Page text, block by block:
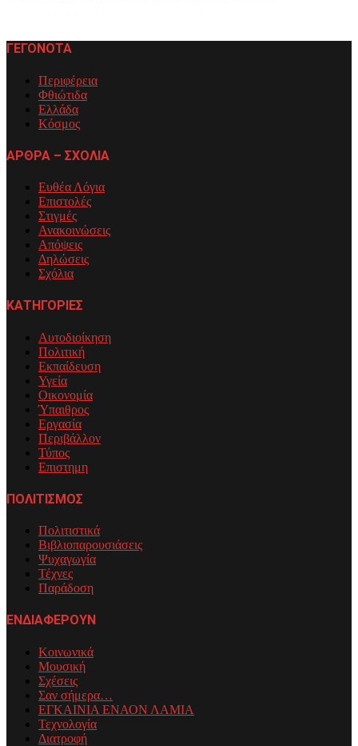
ΓΕΓΟΝΟΤΑ
Περιφέρεια
Φθιώτιδα
Ελλάδα
Κόσμος
ΑΡΘΡΑ – ΣΧΟΛΙΑ
Ευθέα Λόγια
Επιστολές
Στιγμές
Ανακοινώσεις
Απόψεις
Δηλώσεις
Σχόλια
ΚΑΤΗΓΟΡΙΕΣ
Αυτοδιοίκηση
Πολιτική
Εκπαίδευση
Υγεία
Οικονομία
Ύπαιθρος
Εργασία
Περιβάλλον
Τύπος
Επιστημη
ΠΟΛΙΤΙΣΜΟΣ
Πολιτιστικά
Βιβλιοπαρουσιάσεις
Ψυχαγωγία
Τέχνες
Παράδοση
ΕΝΔΙΑΦΕΡΟΥΝ
Κοινωνικά
Μουσική
Σχέσεις
Σαν σήμερα…
ΕΓΚΑΙΝΙΑ ΕΝΑΟΝ ΛΑΜΙΑ
Τεχνολογία
Διατροφή